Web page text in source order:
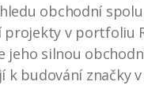
obchodní
v portfoliu
silnou
budování značky